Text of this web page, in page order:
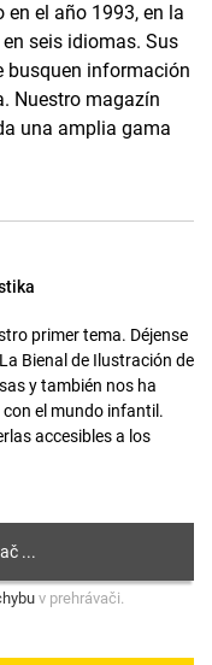
en el año 1993, en la
seis idiomas. Sus
busquen información
Nuestro magazín
una amplia gama
primer tema. Déjense
Bienal de Ilustración de
y también nos ha
el mundo infantil.
accesibles a los
v prehrávači.